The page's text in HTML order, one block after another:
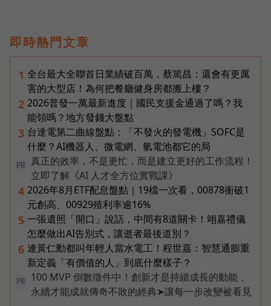
即時熱門文章
1 全台最大全聯首日業績破百萬，蔡篤昌：還會有更厲
害的大型店！為何把餐廳健身房都搬上樓？
2 2026普發一萬最新進度｜國民支援金通過了嗎？我
能領嗎？地方發錢大盤點
3 台達電第二曲線盤點：「不發火的發電機」SOFC是
什麼？AI機器人、微電網、氫電池都它的局
PR
真正的效率，不是更忙，而是建立更好的工作流程！
立即了解《AI 人才全方位實戰課》
4 2026年8月ETF配息盤點｜19檔一次看，00878衝破1
元創高、00929殖利率逾16%
5 一張遺照「開口」說話，中間有8道關卡！翊嘉禮儀
怎麼做出AI告別式，讓逝者最後道別？
6 連黃仁勳都叫年輕人當水電工！程世嘉：智慧通膨重
新定義「有價值的人」到底什麼樣子？
PR
100 MVP 倒數徵件中！創新才是持續成長的動能，
永續才能成就傳奇不敗的經典➤讓每一步改變被看見